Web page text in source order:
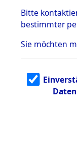
5.3.1
zu
en
5.3.2
g
5.3.3
Bitte
bestimmter
Sie möchten